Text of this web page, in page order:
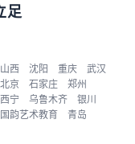
足
山西 沈阳 重庆
武汉
北京 石家庄
郑州
西宁 乌鲁木齐
银川
韵艺术教育
青岛